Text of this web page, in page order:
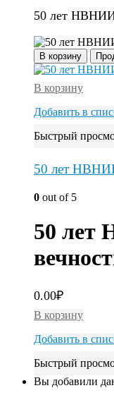
50 лет
В корзину
В корзину
Добавить в
Быстрый
50 лет
0 out of 5
50
0.00₽
В корзину
Добавить в
Быстрый
Вы добавили